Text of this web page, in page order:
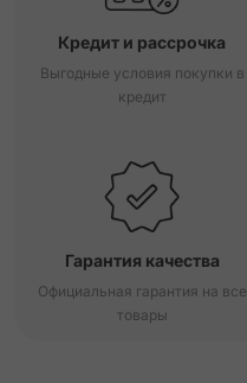
Кредит и рассрочка
Выгодные условия покупки в
кредит
Гарантия качества
Официальная гарантия на все
товары